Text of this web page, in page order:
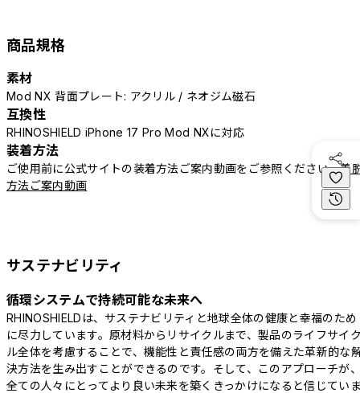
商品規格
素材
Mod NX 背面プレート: アクリル / ネオジム磁石
互換性
RHINOSHIELD iPhone 17 Pro Mod NXに対応
装着方法
ご使用前に公式サイトの装着方法ご案内動画をご参照ください。着
方法ご案内動画
サステナビリティ
循環システムで持続可能な未来へ
RHINOSHIELDは、サステナビリティと地球全体の健康と幸福のため
に尽力しています。原材料からリサイクルまで、製品のライフサイ
ル全体を考慮することで、機能性と責任感の両方を備えた革新的な
決方法を生み出すことができるのです。そして、このアプローチが
全ての人々にとってより良い未来を築くきっかけになると信じてい